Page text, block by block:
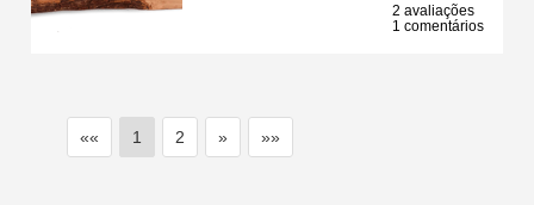
2 avaliações
1 comentários
«« 1 2 » »»